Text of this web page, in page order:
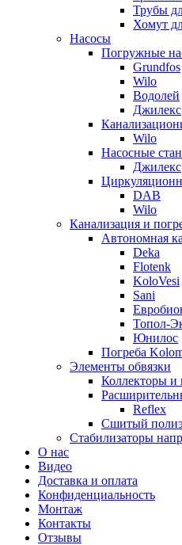
Трубы
Хомут
Насосы
Погружные
Grundfos
Wilo
Водолей
Джилекс
Wilo
Насосные
Джилекс
DAB
Wilo
Канализация и
Автономная
Deka
Flotenk
KoloVesi
Sani
Топол-
Юнилос
Погреба
Элементы обвязки
Коллекторы и
Reflex
Сшитый
Стабилизаторы
О нас
Видео
Доставка и оплата
Конфиденциальность
Монтаж
Контакты
Отзывы